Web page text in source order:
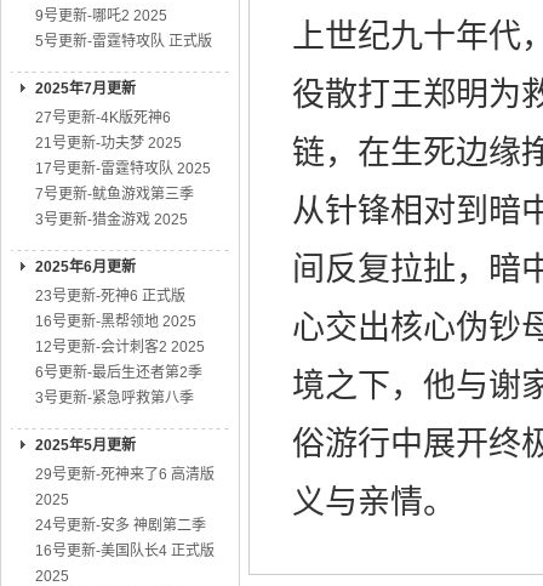
9号更新-哪吒2 2025
5号更新-雷霆特攻队 正式版
2025年7月更新
27号更新-4K版死神6
21号更新-功夫梦 2025
17号更新-雷霆特攻队 2025
7号更新-鱿鱼游戏第三季
3号更新-猎金游戏 2025
2025年6月更新
23号更新-死神6 正式版
16号更新-黑帮领地 2025
12号更新-会计刺客2 2025
6号更新-最后生还者第2季
3号更新-紧急呼救第八季
2025年5月更新
29号更新-死神来了6 高清版
2025
24号更新-安多 神剧第二季
16号更新-美国队长4 正式版
2025
上世纪九十年代
役散打王郑明为
链，在生死边缘
从针锋相对到暗
间反复拉扯，暗
心交出核心伪钞
境之下，他与谢
俗游行中展开终
义与亲情。